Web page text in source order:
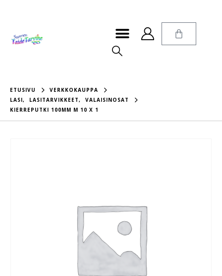
ETUSIVU
VERKKOKAUPPA
LASI, LASITARVIKKEET,
VALAISINOSAT
KIERREPUTKI 100MM M 10 X 1